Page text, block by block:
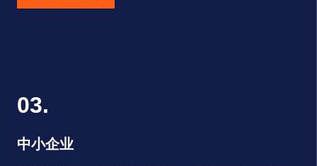
03.
中小企业